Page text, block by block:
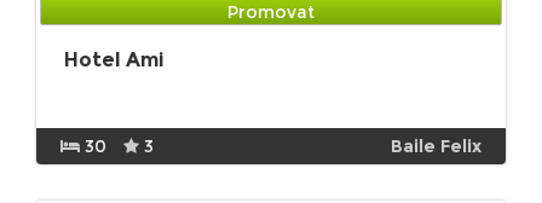
Promovat
Hotel Ami
30 3 Baile Felix